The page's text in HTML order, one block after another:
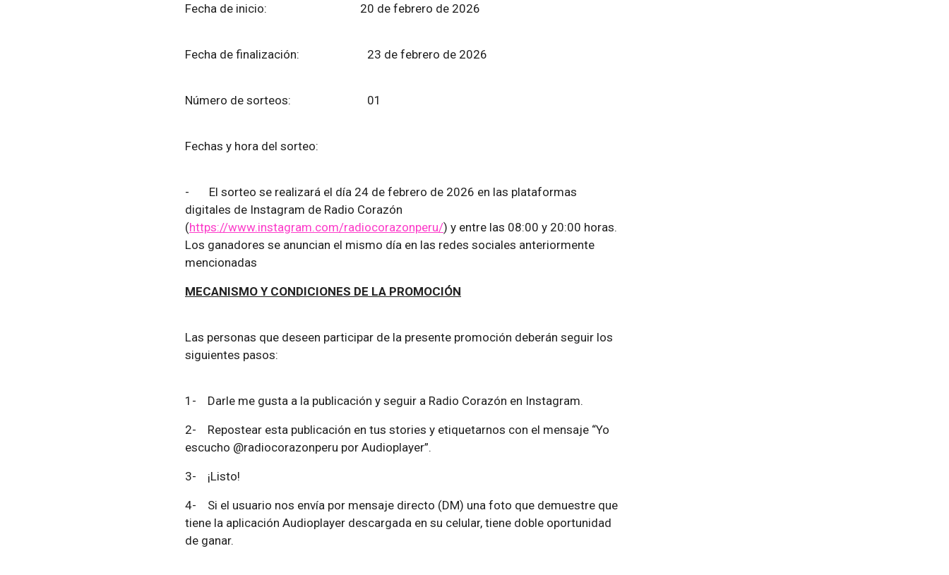
Fecha de inicio: 20 de febrero de 2026
Fecha de finalización: 23 de febrero de 2026
Número de sorteos: 01
Fechas y hora del sorteo:
- El sorteo se realizará el día 24 de febrero de 2026 en las plataformas
digitales de Instagram de Radio Corazón
(https://www.instagram.com/radiocorazonperu/) y entre las 08:00 y 20:00 horas.
Los ganadores se anuncian el mismo día en las redes sociales anteriormente
mencionadas
MECANISMO Y CONDICIONES DE LA PROMOCIÓN
Las personas que deseen participar de la presente promoción deberán seguir los
siguientes pasos:
1- Darle me gusta a la publicación y seguir a Radio Corazón en Instagram.
2- Repostear esta publicación en tus stories y etiquetarnos con el mensaje “Yo
escucho @radiocorazonperu por Audioplayer”.
3- ¡Listo!
4- Si el usuario nos envía por mensaje directo (DM) una foto que demuestre que
tiene la aplicación Audioplayer descargada en su celular, tiene doble oportunidad
de ganar.